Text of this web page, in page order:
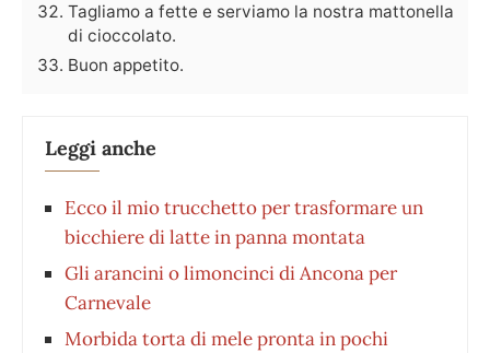
Tagliamo a fette e serviamo la nostra mattonella
di cioccolato.
Buon appetito.
Leggi anche
Ecco il mio trucchetto per trasformare un
bicchiere di latte in panna montata
Gli arancini o limoncinci di Ancona per
Carnevale
Morbida torta di mele pronta in pochi